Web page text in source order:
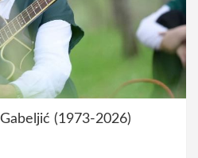
(1973-2026)